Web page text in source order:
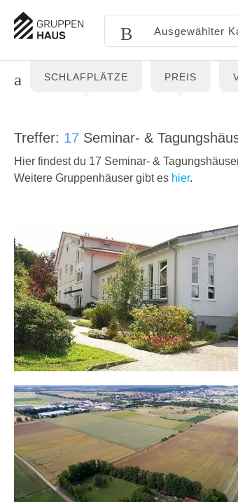
SCHLAFPLÄTZE PREIS
Treffer: 17 Seminar- &
Hier findest du 17 Seminar- &
Weitere Gruppenhäuser gibt es hier.